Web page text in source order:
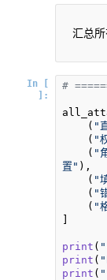
汇总所
In [
]:
#
    (
"
    (
"
    (
"
置" ),
    (
"
    (
"
    (
"
]
print (
print (
print (